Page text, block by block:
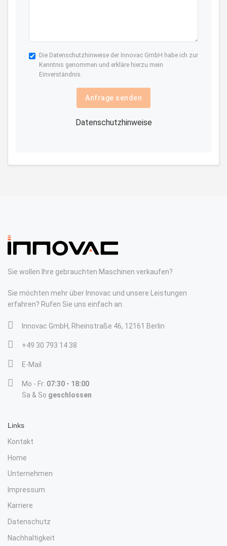
Die Datenschutzhinweise der Innovac GmbH habe ich zur
Kenntnis genommen und erkläre hierzu mein
Einverständnis.
Anfrage senden
Datenschutzhinweise
Sie wollen Ihre gebrauchten Maschinen verkaufen?
Sie möchten mehr über Innovac und unsere Leistungen
erfahren? Rufen Sie uns einfach an.
Innovac GmbH, Rheinstraße 46, 12161 Berlin
+49 30 793 14 38
E-Mail
Mo - Fr: 07:30 - 18:00
Sa & So geschlossen
Links
Kontakt
Home
Unternehmen
Impressum
Karriere
Datenschutz
Nachhaltigkeit